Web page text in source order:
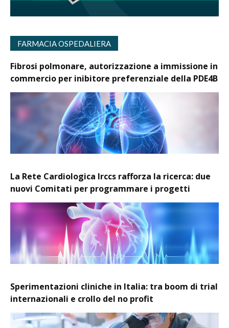
FARMACIA OSPEDALIERA
Fibrosi polmonare, autorizzazione a immissione in
commercio per inibitore preferenziale della PDE4B
La Rete Cardiologica Irccs rafforza la ricerca: due
nuovi Comitati per programmare i progetti
Sperimentazioni cliniche in Italia: tra boom di trial
internazionali e crollo del no profit